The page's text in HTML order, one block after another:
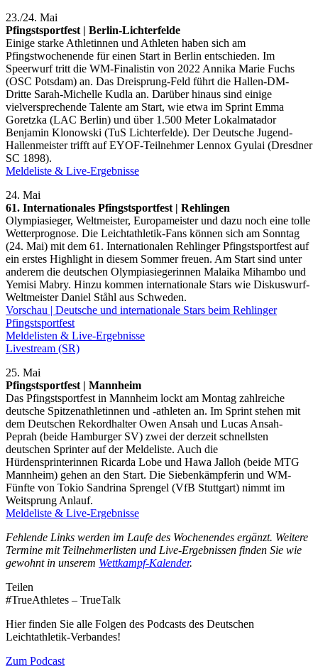
23./24. Mai
Pfingstsportfest | Berlin-Lichterfelde
Einige starke Athletinnen und Athleten haben sich am
Pfingstwochenende für einen Start in Berlin entschieden. Im
Speerwurf tritt die WM-Finalistin von 2022 Annika Marie Fuchs
(OSC Potsdam) an. Das Dreisprung-Feld führt die Hallen-DM-
Dritte Sarah-Michelle Kudla an. Darüber hinaus sind einige
vielversprechende Talente am Start, wie etwa im Sprint Emma
Goretzka (LAC Berlin) und über 1.500 Meter Lokalmatador
Benjamin Klonowski (TuS Lichterfelde). Der Deutsche Jugend-
Hallenmeister trifft auf EYOF-Teilnehmer Lennox Gyulai (Dresdner
SC 1898).
Meldeliste & Live-Ergebnisse
24. Mai
61. Internationales Pfingstsportfest | Rehlingen
Olympiasieger, Weltmeister, Europameister und dazu noch eine tolle
Wetterprognose. Die Leichtathletik-Fans können sich am Sonntag
(24. Mai) mit dem 61. Internationalen Rehlinger Pfingstsportfest auf
ein erstes Highlight in diesem Sommer freuen. Am Start sind unter
anderem die deutschen Olympiasiegerinnen Malaika Mihambo und
Yemisi Mabry. Hinzu kommen internationale Stars wie Diskuswurf-
Weltmeister Daniel Ståhl aus Schweden.
Vorschau | Deutsche und internationale Stars beim Rehlinger
Pfingstsportfest
Meldelisten & Live-Ergebnisse
Livestream (SR)
25. Mai
Pfingstsportfest | Mannheim
Das Pfingstsportfest in Mannheim lockt am Montag zahlreiche
deutsche Spitzenathletinnen und -athleten an. Im Sprint stehen mit
dem Deutschen Rekordhalter Owen Ansah und Lucas Ansah-
Peprah (beide Hamburger SV) zwei der derzeit schnellsten
deutschen Sprinter auf der Meldeliste. Auch die
Hürdensprinterinnen Ricarda Lobe und Hawa Jalloh (beide MTG
Mannheim) gehen an den Start. Die Siebenkämpferin und WM-
Fünfte von Tokio Sandrina Sprengel (VfB Stuttgart) nimmt im
Weitsprung Anlauf.
Meldeliste & Live-Ergebnisse
Fehlende Links werden im Laufe des Wochenendes ergänzt. Weitere
Termine mit Teilnehmerlisten und Live-Ergebnissen finden Sie wie
gewohnt in unserem Wettkampf-Kalender.
Teilen
#TrueAthletes – TrueTalk
Hier finden Sie alle Folgen des Podcasts des Deutschen
Leichtathletik-Verbandes!
Zum Podcast